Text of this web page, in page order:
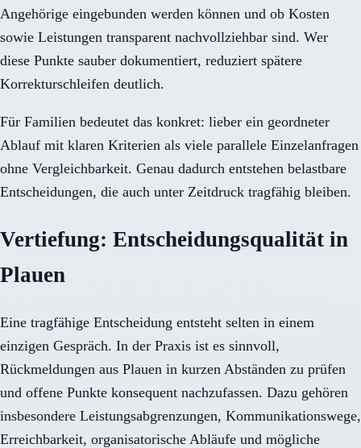
Angehörige eingebunden werden können und ob Kosten
sowie Leistungen transparent nachvollziehbar sind. Wer
diese Punkte sauber dokumentiert, reduziert spätere
Korrekturschleifen deutlich.
Für Familien bedeutet das konkret: lieber ein geordneter
Ablauf mit klaren Kriterien als viele parallele Einzelanfragen
ohne Vergleichbarkeit. Genau dadurch entstehen belastbare
Entscheidungen, die auch unter Zeitdruck tragfähig bleiben.
Vertiefung: Entscheidungsqualität in
Plauen
Eine tragfähige Entscheidung entsteht selten in einem
einzigen Gespräch. In der Praxis ist es sinnvoll,
Rückmeldungen aus Plauen in kurzen Abständen zu prüfen
und offene Punkte konsequent nachzufassen. Dazu gehören
insbesondere Leistungsabgrenzungen, Kommunikationswege,
Erreichbarkeit, organisatorische Abläufe und mögliche